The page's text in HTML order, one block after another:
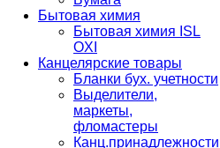
Бытовая химия
Бытовая химия ISL
OXI
Канцелярские товары
Бланки бух. учетности
Выделители,
маркеты,
фломастеры
Канц.принадлежности